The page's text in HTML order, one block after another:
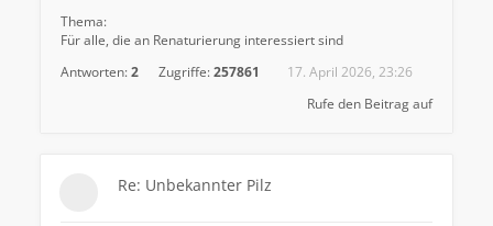
Thema:
Für alle, die an Renaturierung interessiert sind
Antworten:2 Zugriffe:257861
17. April 2026, 23:26
Rufe den Beitrag auf
Re: Unbekannter Pilz